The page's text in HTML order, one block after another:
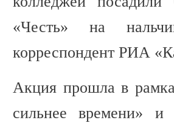
«Честь» на
корреспондент РИА
Акция прошла в
сильнее времени»